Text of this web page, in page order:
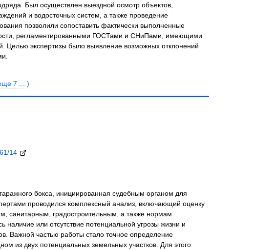
Был осуществлен выездной осмотр объектов,
и водосточных систем, а также проведение
позволили сопоставить фактически выполненные
регламентированными ГОСТами и СНиПами, имеющими
Целью экспертизы было выявление возможных отклонений
7 ... )
14
бокса, инициированная судебным органом для
проводился комплексный анализ, включающий оценку
санитарным, градостроительным, а также нормам
наличие или отсутствие потенциальной угрозы жизни и
Важной частью работы стало точное определение
из двух потенциальных земельных участков. Для этого